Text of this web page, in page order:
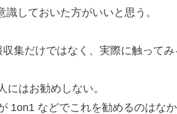
しておいた方がいいと思う。
収集だけではなく、実際に触ってみ
にはお勧めしない。
1on1 などでこれを勧めるのはな